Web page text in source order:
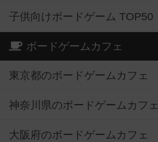
子供向けボードゲーム TOP50
ボードゲームカフェ
東京都のボードゲームカフェ
神奈川県のボードゲームカフェ
大阪府のボードゲームカフェ